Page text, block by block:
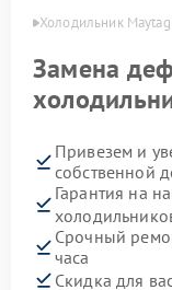
Уфе Холодильник
Замена
Привезем и
собственной
Гарантия на
Срочный
часа
Скидка для